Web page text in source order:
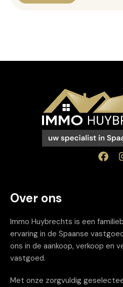
Over ons
Immo Huybrechts is een
ervaring in de Spaanse
ons in de aankoop, verkoop en
vastgoed.
Met onze zorgvuldig